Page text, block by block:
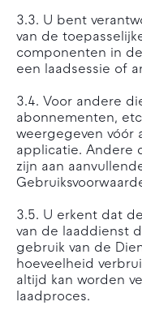
3.3. U bent
van de
componenten in
een laadsessie of
3.4. Voor andere
abonnementen,
weergegeven vóór
applicatie. Andere
zijn aan
3.5. U erkent dat
van de laaddienst
gebruik van de
hoeveelheid
altijd kan worden
laadproces.